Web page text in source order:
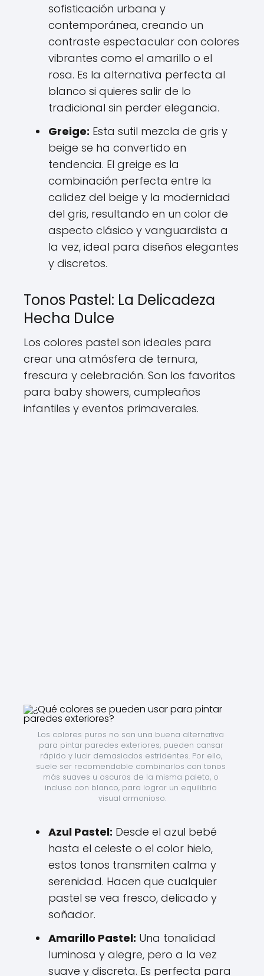
sofisticación urbana y
contemporánea, creando un
contraste espectacular con colores
vibrantes como el amarillo o el
rosa. Es la alternativa perfecta al
blanco si quieres salir de lo
tradicional sin perder elegancia.
Greige: Esta sutil mezcla de gris y
beige se ha convertido en
tendencia. El greige es la
combinación perfecta entre la
calidez del beige y la modernidad
del gris, resultando en un color de
aspecto clásico y vanguardista a
la vez, ideal para diseños elegantes
y discretos.
Tonos Pastel: La Delicadeza
Hecha Dulce
Los colores pastel son ideales para
crear una atmósfera de ternura,
frescura y celebración. Son los favoritos
para baby showers, cumpleaños
infantiles y eventos primaverales.
Los colores puros no son una buena alternativa
para pintar paredes exteriores, pueden cansar
rápido y lucir demasiados estridentes. Por ello,
suele ser recomendable combinarlos con tonos
más suaves u oscuros de la misma paleta, o
incluso con blanco, para lograr un equilibrio
visual armonioso.
Azul Pastel: Desde el azul bebé
hasta el celeste o el color hielo,
estos tonos transmiten calma y
serenidad. Hacen que cualquier
pastel se vea fresco, delicado y
soñador.
Amarillo Pastel: Una tonalidad
luminosa y alegre, pero a la vez
suave y discreta. Es perfecta para